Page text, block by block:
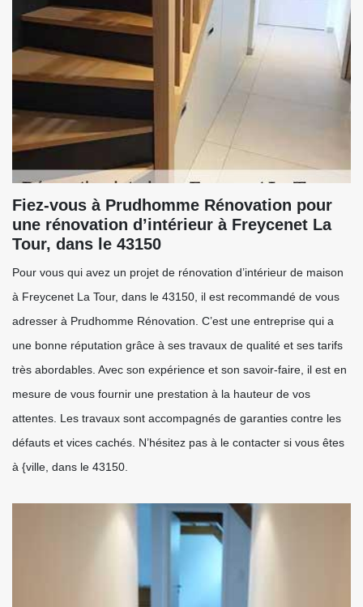
Fiez-vous à Prudhomme Rénovation pour
une rénovation d’intérieur à Freycenet La
Tour, dans le 43150
Pour vous qui avez un projet de rénovation d’intérieur de maison
à Freycenet La Tour, dans le 43150, il est recommandé de vous
adresser à Prudhomme Rénovation. C’est une entreprise qui a
une bonne réputation grâce à ses travaux de qualité et ses tarifs
très abordables. Avec son expérience et son savoir-faire, il est en
mesure de vous fournir une prestation à la hauteur de vos
attentes. Les travaux sont accompagnés de garanties contre les
défauts et vices cachés. N’hésitez pas à le contacter si vous êtes
à {ville, dans le 43150.